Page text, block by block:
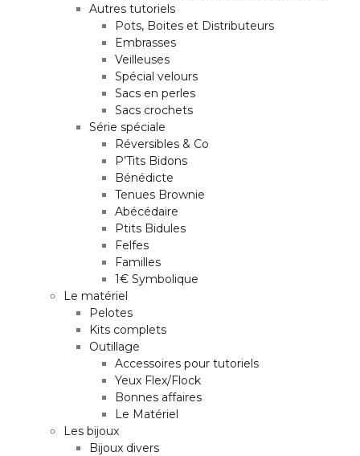
Autres tutoriels
Pots, Boites et Distributeurs
Embrasses
Veilleuses
Spécial velours
Sacs en perles
Sacs crochets
Série spéciale
Réversibles & Co
P’Tits Bidons
Bénédicte
Tenues Brownie
Abécédaire
Ptits Bidules
Felfes
Familles
1€ Symbolique
Le matériel
Pelotes
Kits complets
Outillage
Accessoires pour tutoriels
Yeux Flex/Flock
Bonnes affaires
Le Matériel
Les bijoux
Bijoux divers